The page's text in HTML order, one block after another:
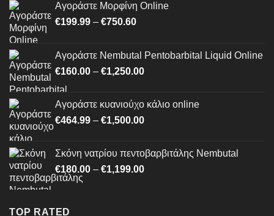
Αγοράστε Μορφίνη Online
€199.99 – €750.60Price
through
€750.60
Αγοράστε Nembutal Pentobarbital Liquid Online
€160.00 – €1,250.00Price
through
€1,250.00
Αγοράστε κυανιούχο κάλιο online
€464.99 – €1,500.00Price
through
€1,500.00
Σκόνη νατρίου πεντοβαρβιτάλης Nembutal
€180.00 – €1,199.00Price
TOP RATED